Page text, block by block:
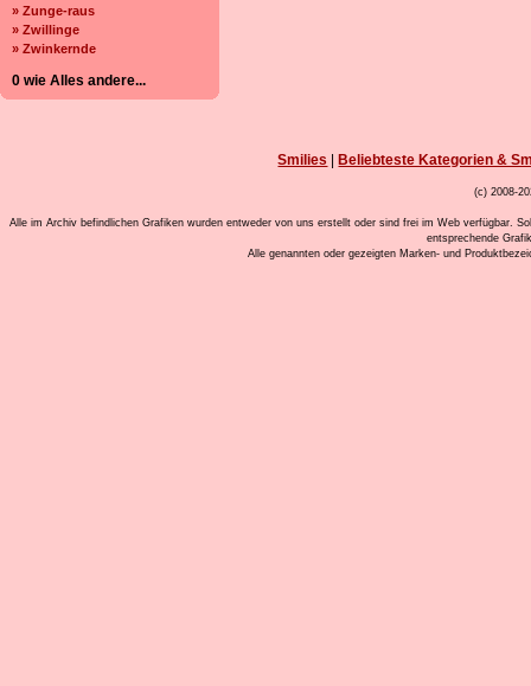
» Zunge-raus
» Zwillinge
» Zwinkernde
0 wie Alles andere...
Smilies Beliebteste Kategorien &
(c) 2008-
Alle im Archiv befindlichen Grafiken wurden entweder von uns erstellt oder sind frei im Web verfügbar.
entsprechende
Alle genannten oder gezeigten Marken- und